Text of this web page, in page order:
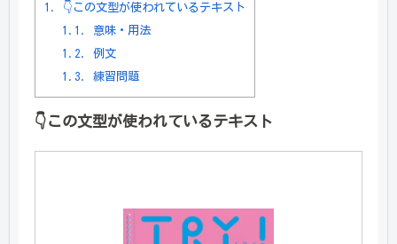
1.
👇この文型が使われているテキスト
1.1.
意味・用法
1.2.
例文
1.3.
練習問題
👇この文型が使われているテキスト